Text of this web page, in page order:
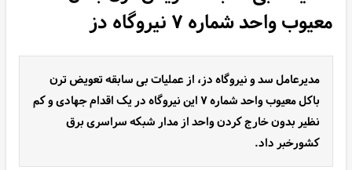
معیوب واحد شماره ۷ نیروگاه دز
مدیرعامل سد و نیروگاه دز، از عملیات بی سابقه تعویض ترن
باکل معیوب واحد شماره ۷ این نیروگاه در یک اقدام جهادی و کم
نظیر بدون خارج کردن واحد از مدار شبکه سراسری برق
کشورخبر داد.